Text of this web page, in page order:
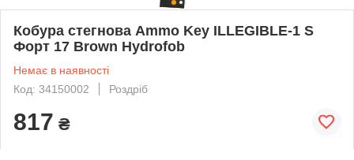
Кобура стегнова Ammo Key ILLEGIBLE-1 S
Форт 17 Brown Hydrofob
Немає в наявності
Код: 34150002
Роздріб
817 ₴